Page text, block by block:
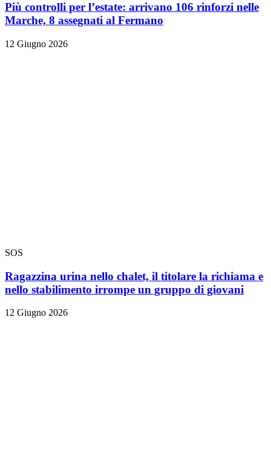
Più controlli per l’estate: arrivano 106 rinforzi nelle
Marche, 8 assegnati al Fermano
12 Giugno 2026
SOS
Ragazzina urina nello chalet, il titolare la richiama e
nello stabilimento irrompe un gruppo di giovani
12 Giugno 2026